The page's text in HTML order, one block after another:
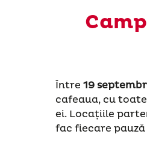
Între 19
cafeaua, cu
ei. Locațiile
fac fiecare